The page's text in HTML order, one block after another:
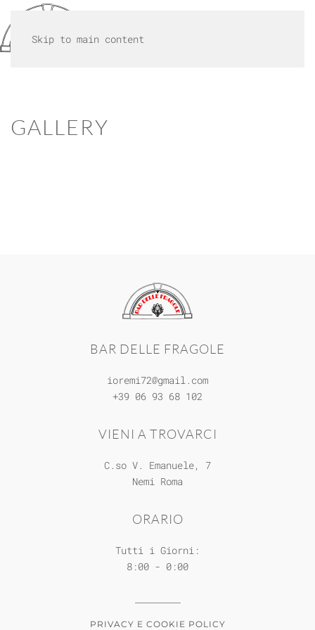
Skip to main content
GALLERY
VIENI A TROVARCI
C.so V. Emanuele, 7
Nemi Roma
BAR DELLE FRAGOLE
ioremi72@gmail.com
+39 06 93 68 102
ORARIO
Tutti i Giorni:
8:00 - 0:00
PRIVACY E COOKIE POLICY